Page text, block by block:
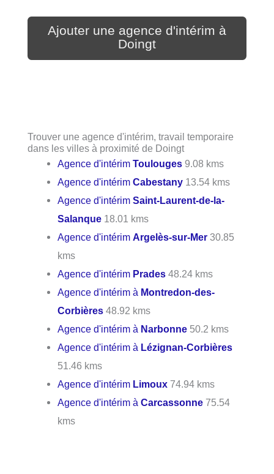
Ajouter une agence d'intérim à
Doingt
Trouver une agence d'intérim, travail temporaire
dans les villes à proximité de Doingt
Agence d'intérimToulouges 9.08 kms
Agence d'intérimCabestany 13.54 kms
Agence d'intérimSaint-Laurent-de-la-
Salanque 18.01 kms
Agence d'intérimArgelès-sur-Mer 30.85
kms
Agence d'intérim Prades 48.24 kms
Agence d'intérim à Montredon-des-
Corbières 48.92 kms
Agence d'intérim à Narbonne 50.2 kms
Agence d'intérim à Lézignan-Corbières
51.46 kms
Agence d'intérim Limoux 74.94 kms
Agence d'intérim àCarcassonne 75.54
kms